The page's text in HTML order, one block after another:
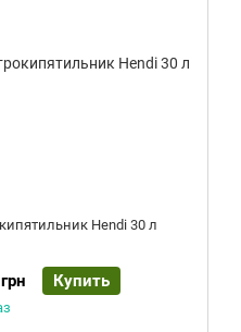
Hendi 30 л
Купить